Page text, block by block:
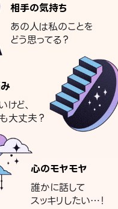
相手の気持ち
あの人は私のことを
どう思ってる？
けど、
大丈夫？
心のモヤモヤ
誰かに話して
スッキリしたい…！